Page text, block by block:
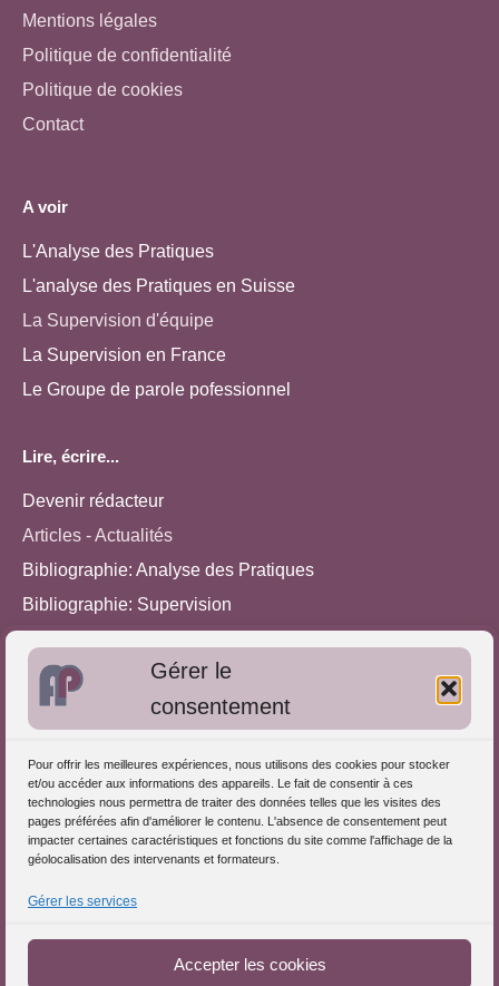
Gérer le
consentement
Pour offrir les meilleures expériences, nous utilisons des cookies pour stocker
et/ou accéder aux informations des appareils. Le fait de consentir à ces
technologies nous permettra de traiter des données telles que les visites des
pages préférées afin d'améliorer le contenu. L'absence de consentement peut
impacter certaines caractéristiques et fonctions du site comme l'affichage de la
géolocalisation des intervenants et formateurs.
Gérer les services
Accepter les cookies
Mentions légales
Politique de confidentialité
Politique de cookies
Contact
A voir
L'Analyse des Pratiques
L'analyse des Pratiques en Suisse
La Supervision d'équipe
La Supervision en France
Le Groupe de parole pofessionnel
Lire, écrire...
Devenir rédacteur
Articles - Actualités
Bibliographie: Analyse des Pratiques
Bibliographie: Supervision
Approches de l'Analyse des pratiques
S'inscrire dans l'Annuaire
Publiez vos formations
Charte déontologique